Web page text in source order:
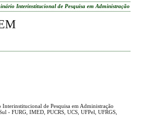
Interinstitucional de Pesquisa em Administração
de Pesquisa em Administração
- FURG, IMED, PUCRS, UCS, UFPel, UFRGS,